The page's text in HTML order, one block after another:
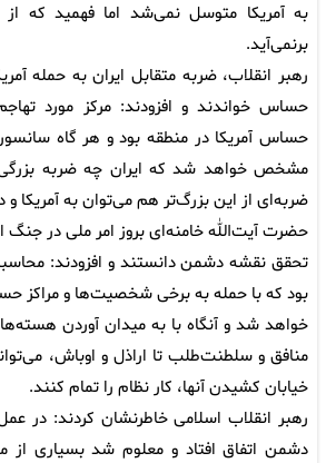
به آمریکا متوسل نمی‌شد اما فهمید که
برنمی‌آید.
رهبر انقلاب، ضربه متقابل ایران به حمله
حساس خواندند و افزودند: مرکز مورد تهاجم
حساس آمریکا در منطقه بود و هر گاه
مشخص خواهد شد که ایران چه ضربه بزرگی
ضربه‌ای از این بزرگ‌تر هم می‌توان به آمریکا و
حضرت آیت‌الله خامنه‌ای بروز امر ملی در جنگ
تحقق نقشه دشمن دانستند و افزودند:
بود که با حمله به برخی شخصیت‌ها و مراکز
خواهد شد و آنگاه با به میدان آوردن
منافق و سلطنت‌طلب تا اراذل و اوباش،
خیابان کشیدن آنها، کار نظام را تمام کنند.
رهبر انقلاب اسلامی خاطرنشان کردند: در
دشمن اتفاق افتاد و معلوم شد بسیاری از